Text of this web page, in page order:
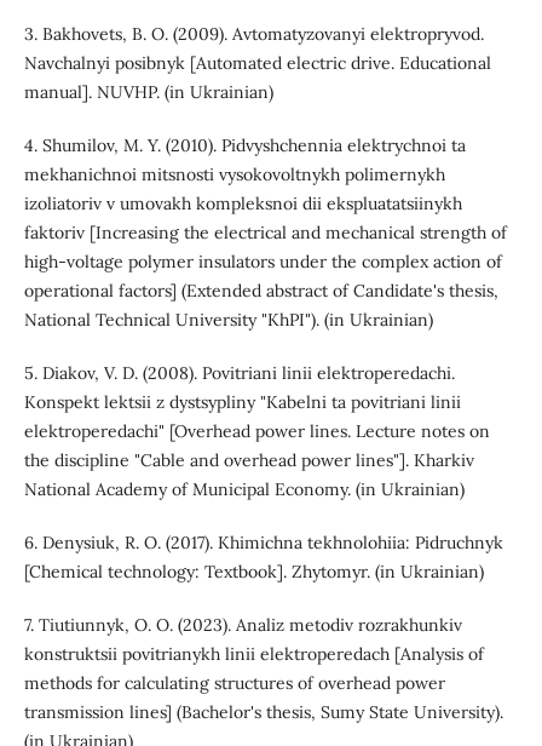
3. Bakhovets, B. O. (2009). Avtomatyzovanyi elektropryvod.
Navchalnyi posibnyk [Automated electric drive. Educational
manual]. NUVHP. (in Ukrainian)
4. Shumilov, M. Y. (2010). Pidvyshchennia elektrychnoi ta
mekhanichnoi mitsnosti vysokovoltnykh polimernykh
izoliatoriv v umovakh kompleksnoi dii ekspluatatsiinykh
faktoriv [Increasing the electrical and mechanical strength of
high-voltage polymer insulators under the complex action of
operational factors] (Extended abstract of Candidate's thesis,
National Technical University "KhPI"). (in Ukrainian)
5. Diakov, V. D. (2008). Povitriani linii elektroperedachi.
Konspekt lektsii z dystsypliny "Kabelni ta povitriani linii
elektroperedachi" [Overhead power lines. Lecture notes on
the discipline "Cable and overhead power lines"]. Kharkiv
National Academy of Municipal Economy. (in Ukrainian)
6. Denysiuk, R. O. (2017). Khimichna tekhnolohiia: Pidruchnyk
[Chemical technology: Textbook]. Zhytomyr. (in Ukrainian)
7. Tiutiunnyk, O. O. (2023). Analiz metodiv rozrakhunkiv
konstruktsii povitrianykh linii elektroperedach [Analysis of
methods for calculating structures of overhead power
transmission lines] (Bachelor's thesis, Sumy State University).
(in Ukrainian)